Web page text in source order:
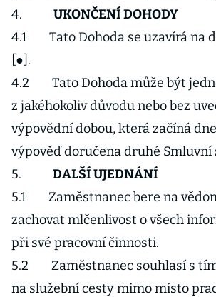
4. UKONČENÍ DOHODY
4.1 Tato Dohoda se uzavírá na
[●].
4.2 Tato Dohoda může být
z jakéhokoliv důvodu nebo bez
výpovědní dobou, která začíná
výpověď doručena druhé Smluvní
5. DALŠÍ UJEDNÁNÍ
5.1 Zaměstnanec bere na
zachovat mlčenlivost o všech
při své pracovní činnosti.
5.2 Zaměstnanec souhlasí s
na služební cesty mimo místo